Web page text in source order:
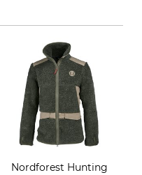
Nordforest Hunting